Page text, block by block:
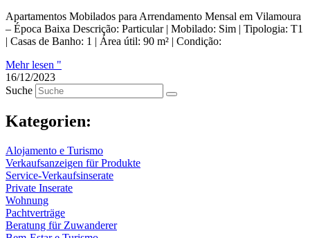
Apartamentos Mobilados para Arrendamento Mensal em Vilamoura
– Época Baixa Descrição: Particular | Mobilado: Sim | Tipologia: T1
| Casas de Banho: 1 | Área útil: 90 m² | Condição:
Mehr lesen "
16/12/2023
Suche
Kategorien:
Alojamento e Turismo
Verkaufsanzeigen für Produkte
Service-Verkaufsinserate
Private Inserate
Wohnung
Pachtverträge
Beratung für Zuwanderer